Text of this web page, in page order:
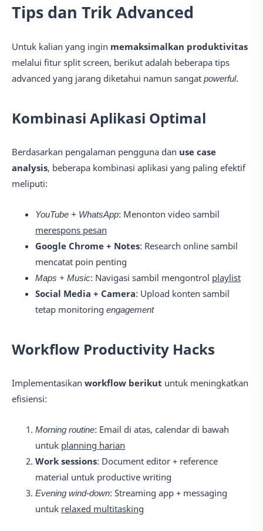
Tips dan Trik Advanced
Untuk kalian yang ingin memaksimalkan produktivitas
melalui fitur split screen, berikut adalah beberapa tips
advanced yang jarang diketahui namun sangat powerful.
Kombinasi Aplikasi Optimal
Berdasarkan pengalaman pengguna dan use case
analysis, beberapa kombinasi aplikasi yang paling efektif
meliputi:
YouTube + WhatsApp: Menonton video sambil
merespons pesan
Google Chrome + Notes: Research online sambil
mencatat poin penting
Maps + Music: Navigasi sambil mengontrol playlist
Social Media + Camera: Upload konten sambil
tetap monitoring engagement
Workflow Productivity Hacks
Implementasikan workflow berikut untuk meningkatkan
efisiensi:
Morning routine: Email di atas, calendar di bawah
untuk planning harian
Work sessions: Document editor + reference
material untuk productive writing
Evening wind-down: Streaming app + messaging
untuk relaxed multitasking